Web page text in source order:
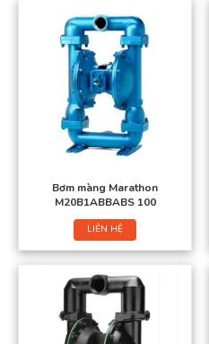
Bơm màng Marathon
M20B1ABBABS 100
LIÊN HỆ